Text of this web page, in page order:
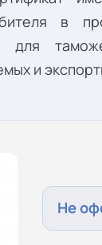
в
для
и
Не